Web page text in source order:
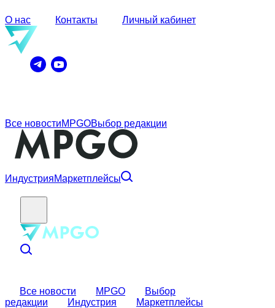
О нас Контакты Личный кабинет
Все новостиMPGOВыбор редакции
ИндустрияМаркетплейсы
Все новости MPGO
Выбор
редакции
Индустрия Маркетплейсы